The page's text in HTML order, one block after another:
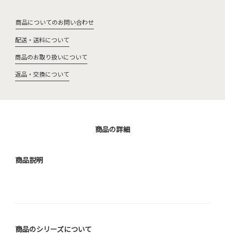
商品についてのお問い合わせ
配送・送料について
商品のお取り扱いについて
返品・交換について
商品の詳細
商品説明
商品のシリーズについて